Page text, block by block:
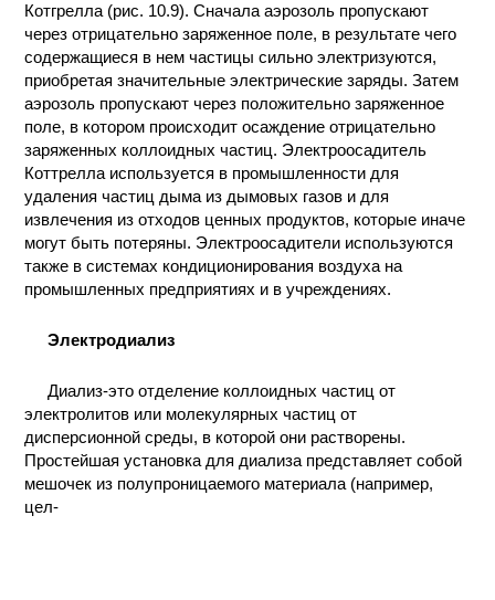
МЕТОДЫ
ПРАКТИЧЕСКОЙ
ХИМИИ
ХИМИЯ НА
ПРОИЗВОДСТВЕ
И ХИМИЧЕСКАЯ
ТЕХНОЛОГИЯ
КОНТАКТЫ
Котгрелла (рис. 10.9). Сначала аэрозоль пропускают
через отрицательно заряженное поле, в результате чего
содержащиеся в нем частицы сильно электризуются,
приобретая значительные электрические заряды. Затем
аэрозоль пропускают через положительно заряженное
поле, в котором происходит осаждение отрицательно
заряженных коллоидных частиц. Электроосадитель
Коттрелла используется в промышленности для
удаления частиц дыма из дымовых газов и для
извлечения из отходов ценных продуктов, которые иначе
могут быть потеряны. Электроосадители используются
также в системах кондиционирования воздуха на
промышленных предприятиях и в учреждениях.
Электродиализ
Диализ-это отделение коллоидных частиц от
электролитов или молекулярных частиц от
дисперсионной среды, в которой они растворены.
Простейшая установка для диализа представляет собой
мешочек из полупроницаемого материала (например,
цел-